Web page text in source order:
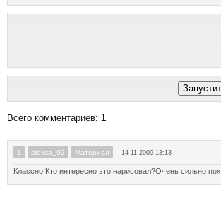
Всего комментариев: 1
1 aleksa_92 Материал 14-11-2009 13:13
Классно!Кто интересно это нарисовал?Очень сильно